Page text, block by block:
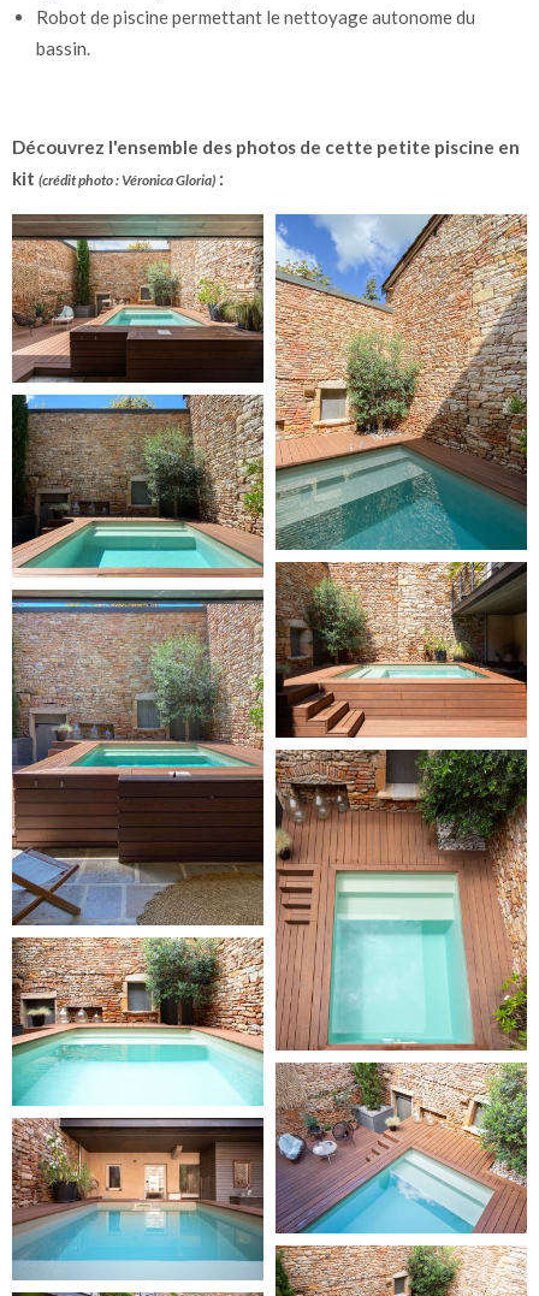
Robot de piscine permettant le nettoyage autonome du
bassin.
Découvrez l'ensemble des photos de cette petite piscine en
kit (crédit photo : Véronica Gloria) :